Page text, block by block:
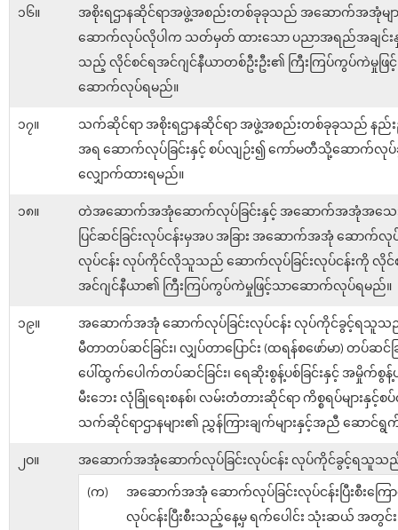
၁၆။
အစိုးရဌာနဆိုင်ရာအဖွဲ့အစည်းတစ်ခုခုသည် အဆောက်အအုံမျ
ဆောက်လုပ်လိုပါက သတ်မှတ် ထားသော ပညာအရည်အချင်းနှ
သည့် လိုင်စင်ရအင်ဂျင်နီယာတစ်ဦးဦး၏ ကြီးကြပ်ကွပ်ကဲမှုဖြင့်
ဆောက်လုပ်ရမည်။
၁၇။
သက်ဆိုင်ရာ အစိုးရဌာနဆိုင်ရာ အဖွဲ့အစည်းတစ်ခုခုသည် နည်း
အရ ဆောက်လုပ်ခြင်းနှင့် စပ်လျဉ်း၍ ကော်မတီသို့ဆောက်လုပ်
လျှောက်ထားရမည်။
၁၈။
တဲအဆောက်အအုံဆောက်လုပ်ခြင်းနှင့် အဆောက်အအုံအသေး
ပြင်ဆင်ခြင်းလုပ်ငန်းမှအပ အခြား အဆောက်အအုံ ဆောက်လုပ်
လုပ်ငန်း လုပ်ကိုင်လိုသူသည် ဆောက်လုပ်ခြင်းလုပ်ငန်းကို လိုင်
အင်ဂျင်နီယာ၏ ကြီးကြပ်ကွပ်ကဲမှုဖြင့်သာဆောက်လုပ်ရမည်။
၁၉။
အဆောက်အအုံ ဆောက်လုပ်ခြင်းလုပ်ငန်း လုပ်ကိုင်ခွင့်ရသူသ
မီတာတပ်ဆင်ခြင်း၊ လျှပ်တာပြောင်း (ထရန်စဖော်မာ) တပ်ဆင်ခ
ပေါ်ထွက်ပေါက်တပ်ဆင်ခြင်း၊ ရေဆိုးစွန့်ပစ်ခြင်းနှင့် အမှိုက်စွန့်ပ
မီးဘေး လုံခြုံရေးစနစ်၊ လမ်းတံတားဆိုင်ရာ ကိစ္စရပ်များနှင့်စ
သက်ဆိုင်ရာဌာနများ၏ ညွှန်ကြားချက်များနှင့်အညီ ဆောင်ရွ
၂ဝ။ အဆောက်အအုံဆောက်လုပ်ခြင်းလုပ်ငန်း လုပ်ကိုင်ခွင့်ရသူသ
(က)
အဆောက်အအုံ ဆောက်လုပ်ခြင်းလုပ်ငန်းပြီးစီးကြေ
လုပ်ငန်းပြီးစီးသည့်နေ့မှ ရက်ပေါင်း သုံးဆယ် အတွင်း